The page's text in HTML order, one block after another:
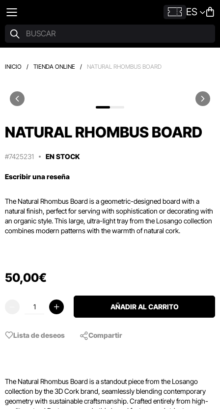
ES
INICIO / TIENDA ONLINE / NATURAL RHOMBUS BOARD
NATURAL RHOMBUS BOARD
#7425231 EN STOCK
Escribir una reseña
The Natural Rhombus Board is a geometric-designed board with a
natural finish, perfect for serving with sophistication or decorating with
an organic style.This large, ultra-light tray from the Losango collection
combines modern patterns with the warmth of natural cork.
50,00€
AÑADIR AL CARRITO
Lista de deseos Compartir
The Natural Rhombus Board is a standout piece from the Losango
collection by the 3D Cork brand, seamlessly blending contemporary
geometry with sustainable craftsmanship. Crafted entirely from high-